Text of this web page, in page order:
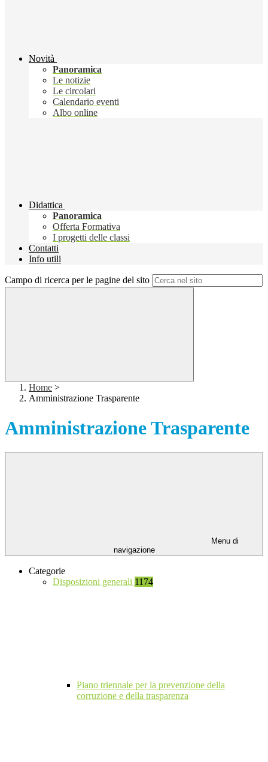
Novità
Panoramica
Le notizie
Le circolari
Calendario eventi
Albo online
Didattica
Panoramica
Offerta Formativa
I progetti delle classi
Contatti
Info utili
Campo di ricerca per le pagine del sito
Home >
Amministrazione Trasparente
Amministrazione Trasparente
Menu di
navigazione
Categorie
Disposizioni generali 1174
Piano triennale per la prevenzione della
corruzione e della trasparenza